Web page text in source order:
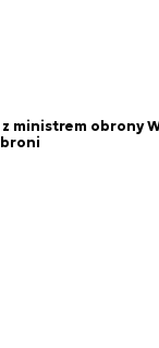
z ministrem obrony